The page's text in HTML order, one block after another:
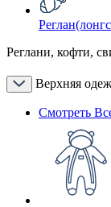
Реглани, кофти,
Верхняя
Смотреть